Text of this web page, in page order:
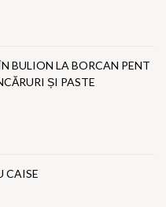
BULION LA BORCAN PENT
ȘI PASTE
CAISE